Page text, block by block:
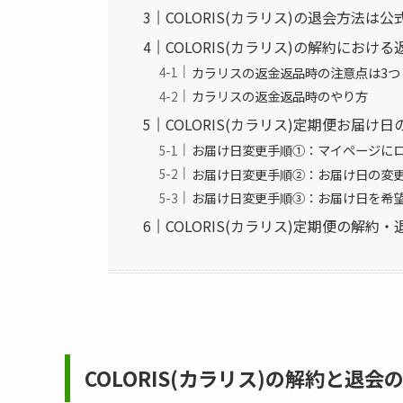
COLORIS(カラリス)の退会方法は
COLORIS(カラリス)の解約におけ
カラリスの返金返品時の注意点は3つ
カラリスの返金返品時のやり方
COLORIS(カラリス)定期便お届け
お届け日変更手順①：マイページに
お届け日変更手順②：お届け日の変
お届け日変更手順③：お届け日を希
COLORIS(カラリス)定期便の解約
COLORIS(カラリス)の解約と退会